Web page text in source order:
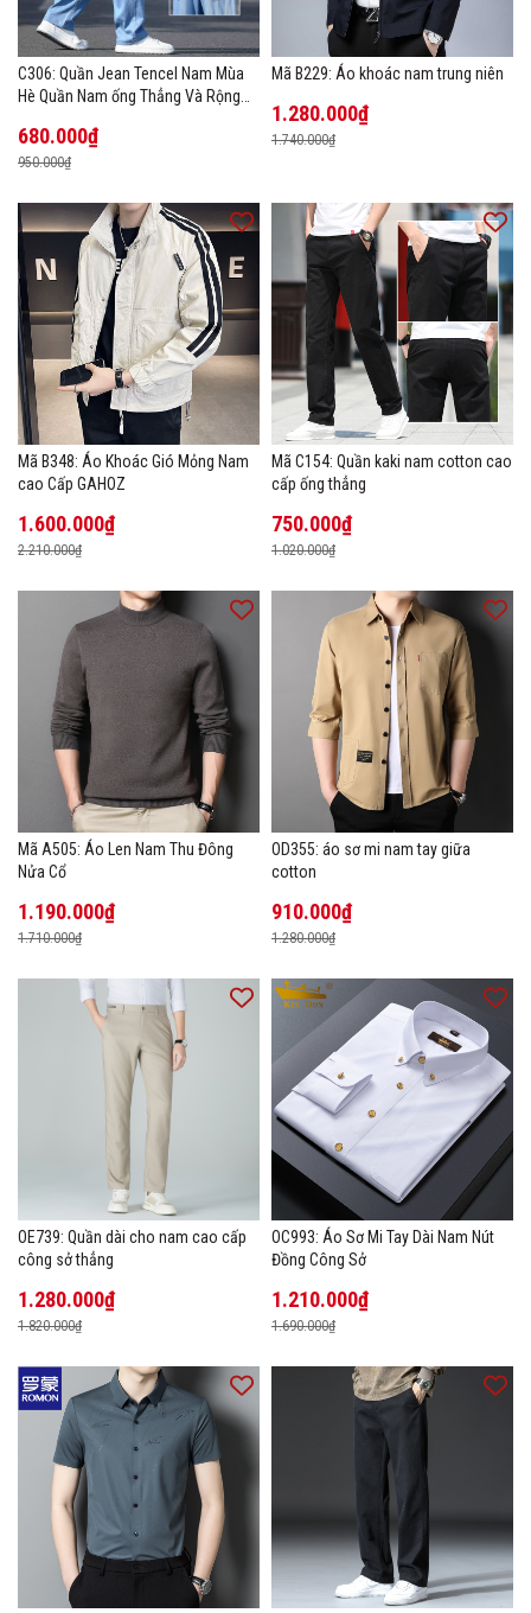
C306: Quần Jean Tencel Nam Mùa
Hè Quần Nam ống Thẳng Và Rộng
680.000₫
950.000₫
Mã B229: Áo khoác nam trung niên
1.280.000₫
1.740.000₫
Mã B348: Áo Khoác Gió Mỏng Nam
cao Cấp GAHOZ
1.600.000₫
2.210.000₫
Mã C154: Quần kaki nam cotton cao
cấp ống thẳng
750.000₫
1.020.000₫
Mã A505: Áo Len Nam Thu Đông
Nửa Cổ
1.190.000₫
1.710.000₫
OD355: áo sơ mi nam tay giữa
cotton
910.000₫
1.280.000₫
OE739: Quần dài cho nam cao cấp
công sở thẳng
1.280.000₫
1.820.000₫
OC993: Áo Sơ Mi Tay Dài Nam Nút
Đồng Công Sở
1.210.000₫
1.690.000₫